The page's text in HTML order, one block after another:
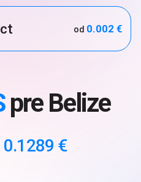
od 0.002 €
pre Belize
0.1289 €